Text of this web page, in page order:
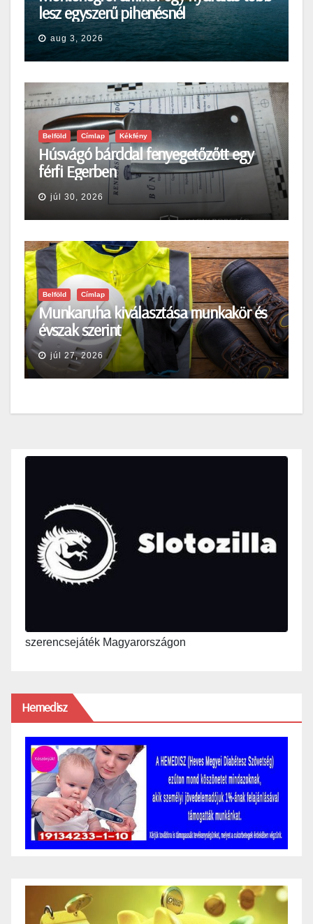
lesz egyszerű pihenésnél
aug 3, 2026
Belföld Címlap Kékfény
Húsvágó bárddal fenyegetőzőtt egy
férfi Egerben
júl 30, 2026
Belföld Címlap
Munkaruha kiválasztása munkakör és
évszak szerint
júl 27, 2026
szerencsejáték Magyarországon
Hemedisz